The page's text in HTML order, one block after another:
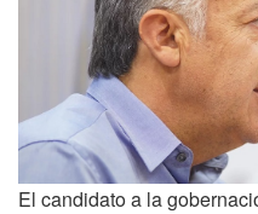
El candidato a la